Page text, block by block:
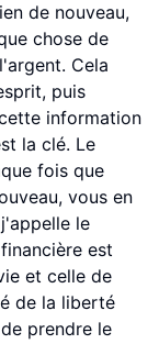
de nouveau,
chose de
Cela
puis
information
la clé. Le
fois que
vous en
le
est
et celle de
de la liberté
prendre le